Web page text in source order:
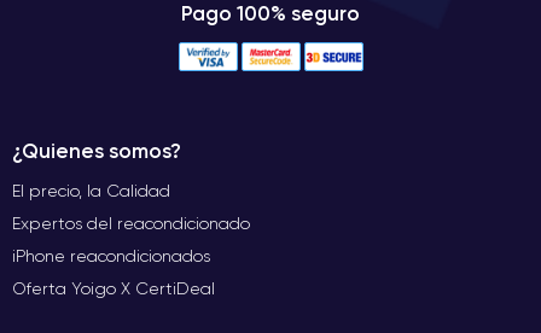
Pago 100% seguro
¿Quienes somos?
El precio, la Calidad
Expertos del reacondicionado
iPhone reacondicionados
Oferta Yoigo X CertiDeal